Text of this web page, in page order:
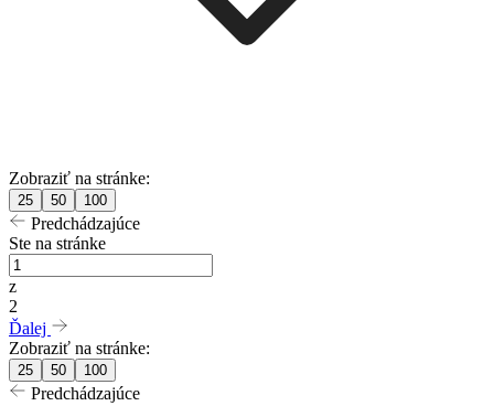
Zobraziť na stránke:
25 50 100
Predchádzajúce
Ste na stránke
z
2
Ďalej
Zobraziť na stránke:
25 50 100
Predchádzajúce